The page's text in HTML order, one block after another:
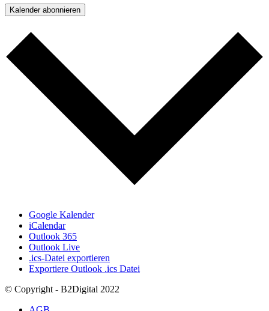
Kalender abonnieren
Google Kalender
iCalendar
Outlook 365
Outlook Live
.ics-Datei exportieren
Exportiere Outlook .ics Datei
© Copyright - B2Digital 2022